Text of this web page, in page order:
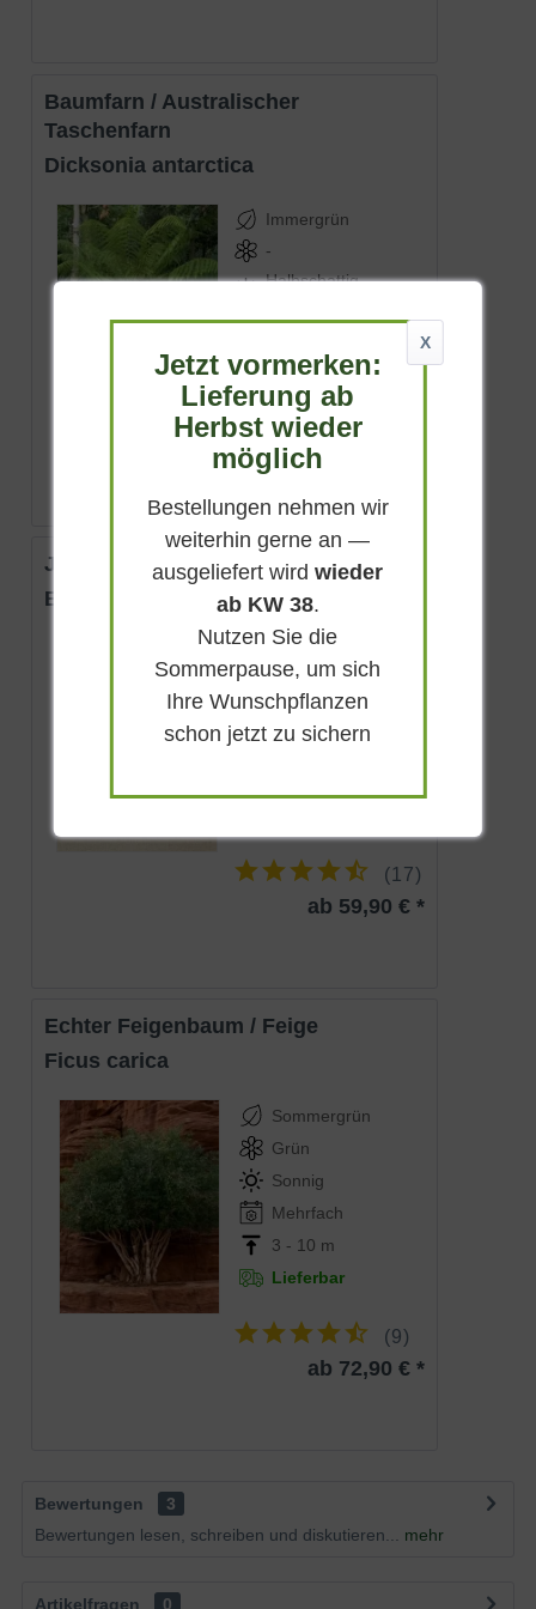
Baumfarn / Australischer
Taschenfarn
Dicksonia antarctica
Immergrün
-
Halbschattig-
-
bis zu 10 m
Lieferbar
ab 62,90 € *
Japanische Wollmispel / Loquat
Eriobotrya japonica
Cremeweiß
Sonnig-halbschattig
September -
7 - 12 m
(17)
ab 59,90 € *
Echter Feigenbaum / Feige
Ficus carica
Sommergrün
Grün
Sonnig
Mehrfach
3 - 10 m
Lieferbar
(9)
ab 72,90 € *
Bewertungen
3
Bewertungen lesen, schreiben und diskutieren...
mehr
Artikelfragen
0
X
Jetzt vormerken:
Lieferung ab
Herbst wieder
möglich
Bestellungen nehmen wir
weiterhin gerne an —
ausgeliefert wirdwieder
ab KW 38.
Nutzen Sie die
Sommerpause, um sich
Ihre Wunschpflanzen
schon jetzt zu sichern